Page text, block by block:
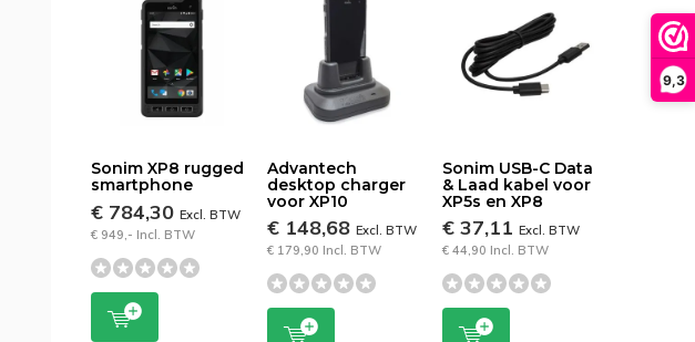
9,3
Sonim XP8 rugged
smartphone
€ 784,30Excl. BTW
€ 949,- Incl. BTW
Advantech
desktop charger
voor XP10
€ 148,68 Excl. BTW
€ 179,90 Incl. BTW
Sonim USB-C Data
& Laad kabel voor
XP5s en XP8
€ 37,11Excl. BTW
€ 44,90 Incl. BTW